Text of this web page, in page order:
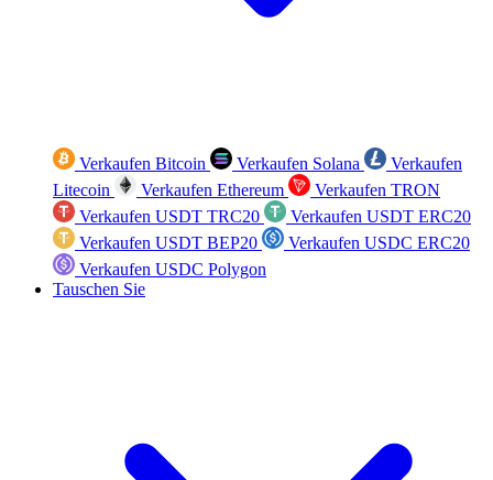
Verkaufen Bitcoin Verkaufen Solana
Verkaufen
Litecoin
Verkaufen Ethereum
Verkaufen TRON
Verkaufen USDT TRC20
Verkaufen USDT ERC20
Verkaufen USDT BEP20
Verkaufen USDC ERC20
Verkaufen USDC Polygon
Tauschen Sie